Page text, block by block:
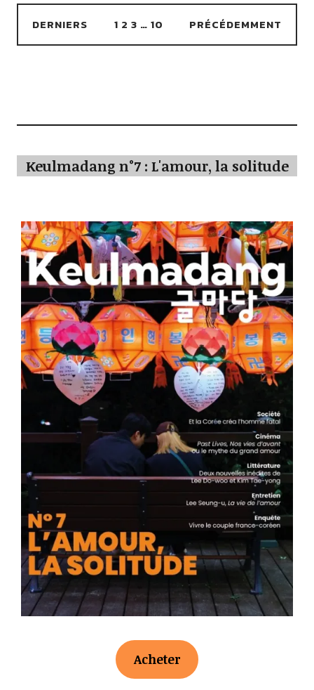
DERNIERS 1 2 3 … 10 PRÉCÉDEMMENT
Keulmadang n°7 : L'amour, la solitude
Acheter